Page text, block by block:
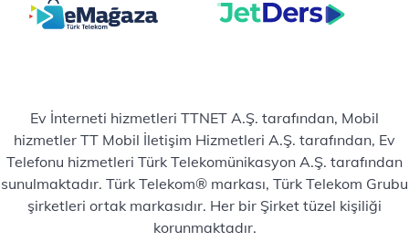
Ev İnterneti hizmetleri TTNET A.Ş. tarafından, Mobil
hizmetler TT Mobil İletişim Hizmetleri A.Ş. tarafından, Ev
Telefonu hizmetleri Türk Telekomünikasyon A.Ş. tarafından
sunulmaktadır. Türk Telekom® markası, Türk Telekom Grubu
şirketleri ortak markasıdır. Her bir Şirket tüzel kişiliği
korunmaktadır.